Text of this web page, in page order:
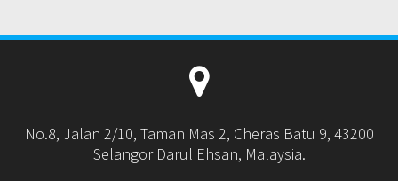
No.8, Jalan 2/10, Taman Mas 2, Cheras Batu 9, 43200
Selangor Darul Ehsan, Malaysia.